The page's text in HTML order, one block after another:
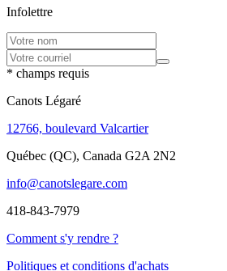
Infolettre
* champs requis
Canots Légaré
12766, boulevard Valcartier
Québec (QC), Canada G2A 2N2
info@canotslegare.com
418-843-7979
Comment s'y rendre ?
Politiques et conditions d'achats